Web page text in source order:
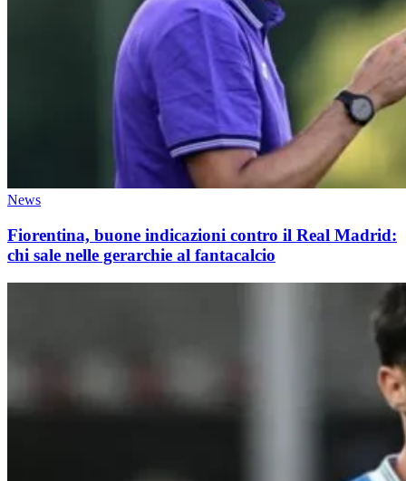
News
Fiorentina, buone indicazioni contro il Real Madrid:
chi sale nelle gerarchie al fantacalcio